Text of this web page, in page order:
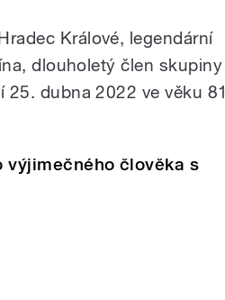
Králové, legendární
dlouholetý člen skupiny
25. dubna 2022 ve věku 81
výjimečného člověka s